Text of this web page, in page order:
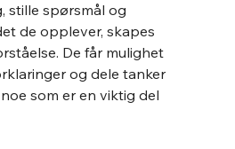
stille spørsmål og
de opplever, skapes
De får mulighet
og dele tanker
som er en viktig del